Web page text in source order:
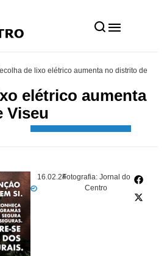
de lixo elétrico aumenta no distrito de
elétrico aumenta
Viseu
16.02.24Fotografia: Jornal do
Centro